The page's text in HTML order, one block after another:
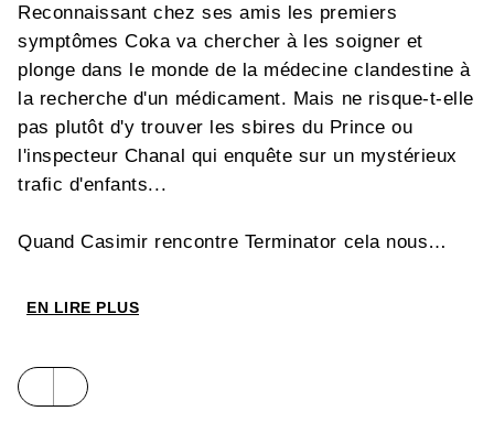
Reconnaissant chez ses amis les premiers
symptômes Coka va chercher à les soigner et
plonge dans le monde de la médecine clandestine à
la recherche d'un médicament. Mais ne risque-t-elle
pas plutôt d'y trouver les sbires du Prince ou
l'inspecteur Chanal qui enquête sur un mystérieux
trafic d'enfants...
Quand Casimir rencontre Terminator cela nous
où l'action traverse comme une roquette les décors
EN LIRE PLUS